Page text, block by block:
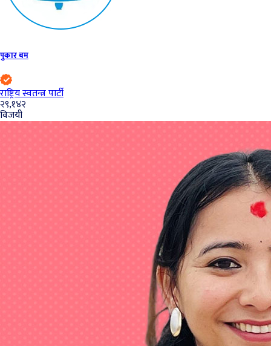
पुकार बम
राष्ट्रिय स्वतन्त्र पार्टी
२९,१४२
विजयी